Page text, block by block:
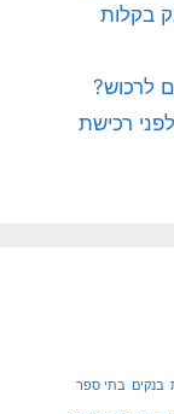
בקלות
לרכוש?
רכישת
בנקים בתי ספר